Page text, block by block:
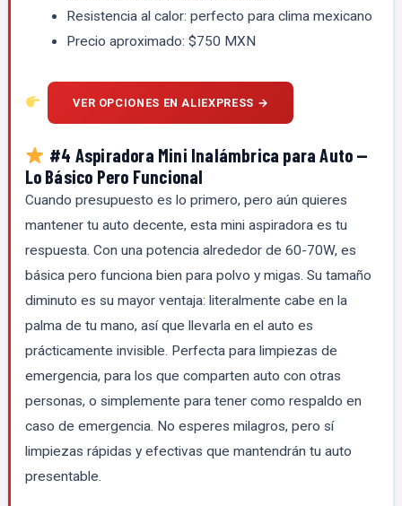
Resistencia al calor: perfecto para clima mexicano
Precio aproximado: $750 MXN
VER OPCIONES EN ALIEXPRESS →
#4 Aspiradora Mini Inalámbrica para Auto —
Lo Básico Pero Funcional
Cuando presupuesto es lo primero, pero aún quieres
mantener tu auto decente, esta mini aspiradora es tu
respuesta. Con una potencia alrededor de 60-70W, es
básica pero funciona bien para polvo y migas. Su tamaño
diminuto es su mayor ventaja: literalmente cabe en la
palma de tu mano, así que llevarla en el auto es
prácticamente invisible. Perfecta para limpiezas de
emergencia, para los que comparten auto con otras
personas, o simplemente para tener como respaldo en
caso de emergencia. No esperes milagros, pero sí
limpiezas rápidas y efectivas que mantendrán tu auto
presentable.